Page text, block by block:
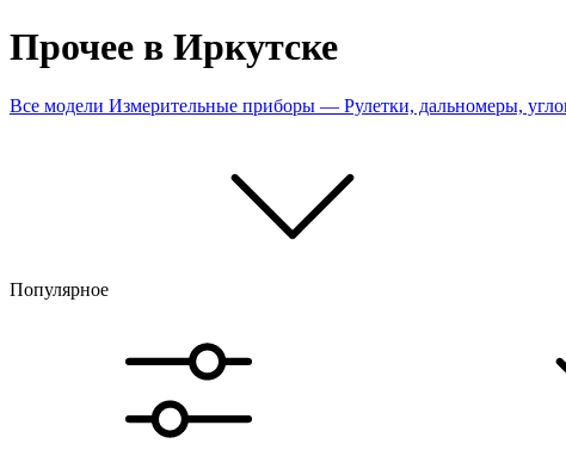
Прочее в Иркутске
Все модели Измерительные приборы — Рулетки, дальномеры,
Популярное